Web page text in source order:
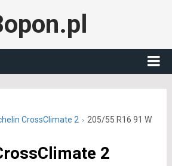
CrossClimate 2 205/55 R16 91 W
2